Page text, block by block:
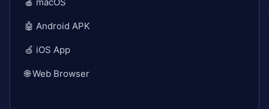
🤖 Android APK
🍏 iOS App
🌐 Web Browser